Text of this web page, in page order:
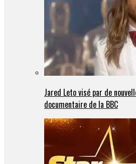
Jared Leto visé par de
documentaire de la BBC